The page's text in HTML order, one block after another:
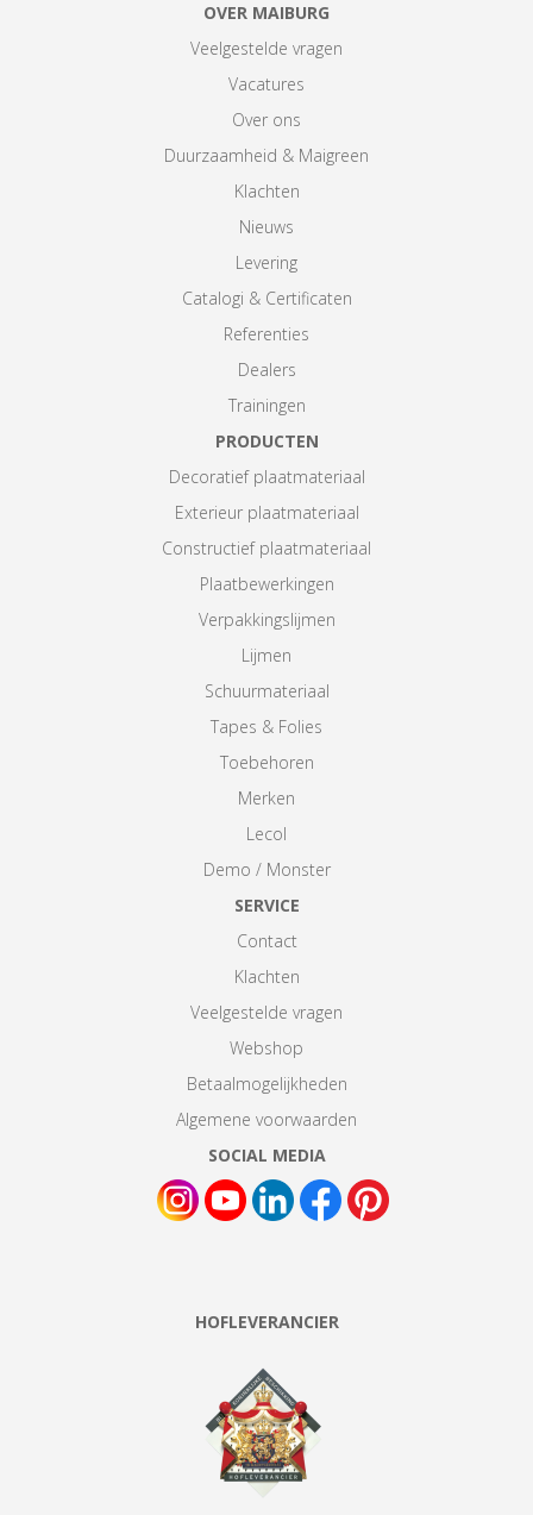
OVER MAIBURG
Veelgestelde vragen
Vacatures
Over ons
Duurzaamheid & Maigreen
Klachten
Nieuws
Levering
Catalogi & Certificaten
Referenties
Dealers
Trainingen
PRODUCTEN
Decoratief plaatmateriaal
Exterieur plaatmateriaal
Constructief plaatmateriaal
Plaatbewerkingen
Verpakkingslijmen
Lijmen
Schuurmateriaal
Tapes & Folies
Toebehoren
Merken
Lecol
Demo / Monster
SERVICE
Contact
Klachten
Veelgestelde vragen
Webshop
Betaalmogelijkheden
Algemene voorwaarden
SOCIAL MEDIA
HOFLEVERANCIER